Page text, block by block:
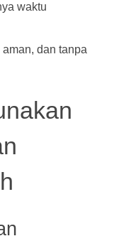
waktu
dan tanpa